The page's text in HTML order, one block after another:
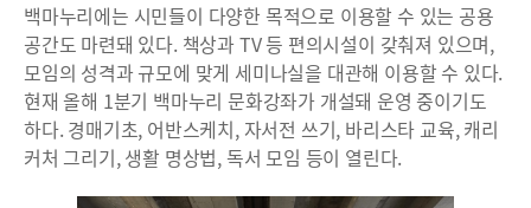
백마누리에는 시민들이 다양한 목적으로 이용할 수 있는 공용
공간도 마련돼 있다. 책상과 TV 등 편의시설이 갖춰져 있으며,
모임의 성격과 규모에 맞게 세미나실을 대관해 이용할 수 있다.
현재 올해 1분기 백마누리 문화강좌가 개설돼 운영 중이기도
하다. 경매기초, 어반스케치, 자서전 쓰기, 바리스타 교육, 캐리
커처 그리기, 생활 명상법, 독서 모임 등이 열린다.